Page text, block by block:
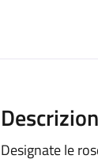
Designate le